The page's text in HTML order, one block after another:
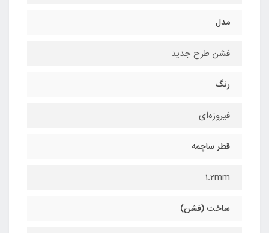
مدل
فشن طرح جدید
رنگ
فیروزه‌ای
قطر ساچمه
1.2mm
ساخت (فشن)